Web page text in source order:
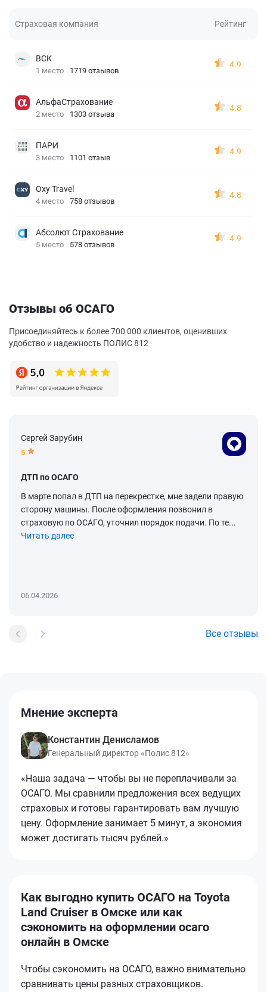
Страховая компания Рейтинг
ВСК
1 место 1719 отзывов
4.9
АльфаСтрахование
2 место 1303 отзыва
4.8
ПАРИ
3 место 1101 отзыв
4.9
Oxy Travel
4 место 758 отзывов
4.8
Абсолют Страхование
5 место 578 отзывов
4.9
Отзывы об ОСАГО
Присоединяйтесь к более 700 000 клиентов, оценивших
удобство и надежность ПОЛИС 812
Сергей Зарубин
5
ДТП по ОСАГО
В марте попал в ДТП на перекрестке, мне задели правую
сторону машины. После оформления позвонил в
страховую по ОСАГО, уточнил порядок подачи. По те...
Читать далее
06.04.2026
Все отзывы
Мнение эксперта
Константин Денисламов
Генеральный директор «Полис 812»
«Наша задача — чтобы вы не переплачивали за
ОСАГО. Мы сравнили предложения всех ведущих
страховых и готовы гарантировать вам лучшую
цену. Оформление занимает 5 минут, а экономия
может достигать тысяч рублей.»
Как выгодно купить ОСАГО на Toyota
Land Cruiser в Омске или как
сэкономить на оформлении осаго
онлайн в Омске
Чтобы сэкономить на ОСАГО, важно внимательно
сравнивать цены разных страховщиков.